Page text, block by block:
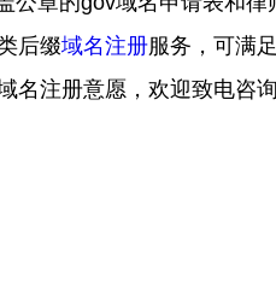
后缀域名注册服务，可满
名注册意愿，欢迎致电咨